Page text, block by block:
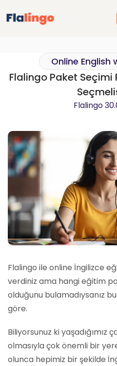
Online English
Flalingo Paket Seçimi
Flalingo
Flalingo ile online İngilizce
verdiniz ama hangi eğitim
olduğunu bulamadıysanız
göre.
Biliyorsunuz ki yaşadığımız
olmasıyla çok önemli bir
olunca hepimiz bir şekilde